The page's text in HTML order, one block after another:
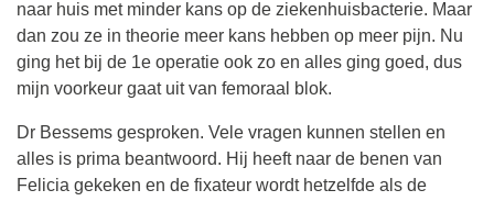
naar huis met minder kans op de ziekenhuisbacterie. Maar
dan zou ze in theorie meer kans hebben op meer pijn. Nu
ging het bij de 1e operatie ook zo en alles ging goed, dus
mijn voorkeur gaat uit van femoraal blok.
Dr Bessems gesproken. Vele vragen kunnen stellen en
alles is prima beantwoord. Hij heeft naar de benen van
Felicia gekeken en de fixateur wordt hetzelfde als de